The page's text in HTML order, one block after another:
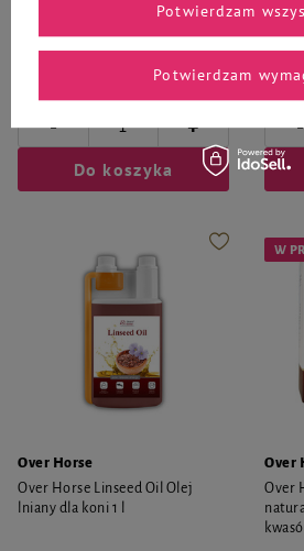
-20%
0,05 zł / g
- +
Do koszyka
-
Over Horse
Over Horse Linseed Oil Olej
lniany dla koni 1 l
W
Over
Over
Potwierdzam
Potwierdzam